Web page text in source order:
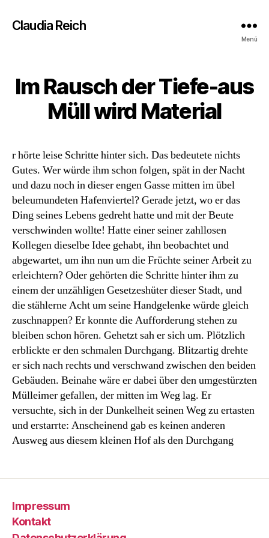
Claudia Reich
Menü
Im Rausch der Tiefe-aus
Müll wird Material
r hörte leise Schritte hinter sich. Das bedeutete nichts
Gutes. Wer würde ihm schon folgen, spät in der Nacht
und dazu noch in dieser engen Gasse mitten im übel
beleumundeten Hafenviertel? Gerade jetzt, wo er das
Ding seines Lebens gedreht hatte und mit der Beute
verschwinden wollte! Hatte einer seiner zahllosen
Kollegen dieselbe Idee gehabt, ihn beobachtet und
abgewartet, um ihn nun um die Früchte seiner Arbeit zu
erleichtern? Oder gehörten die Schritte hinter ihm zu
einem der unzähligen Gesetzeshüter dieser Stadt, und
die stählerne Acht um seine Handgelenke würde gleich
zuschnappen? Er konnte die Aufforderung stehen zu
bleiben schon hören. Gehetzt sah er sich um. Plötzlich
erblickte er den schmalen Durchgang. Blitzartig drehte
er sich nach rechts und verschwand zwischen den beiden
Gebäuden. Beinahe wäre er dabei über den umgestürzten
Mülleimer gefallen, der mitten im Weg lag. Er
versuchte, sich in der Dunkelheit seinen Weg zu ertasten
und erstarrte: Anscheinend gab es keinen anderen
Ausweg aus diesem kleinen Hof als den Durchgang
Impressum
Kontakt